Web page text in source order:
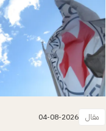
مقال 04-08-2026